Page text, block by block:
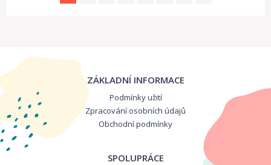
ZÁKLADNÍ INFORMACE
Podmínky užití
Zpracování osobních údajů
Obchodní podmínky
SPOLUPRÁCE